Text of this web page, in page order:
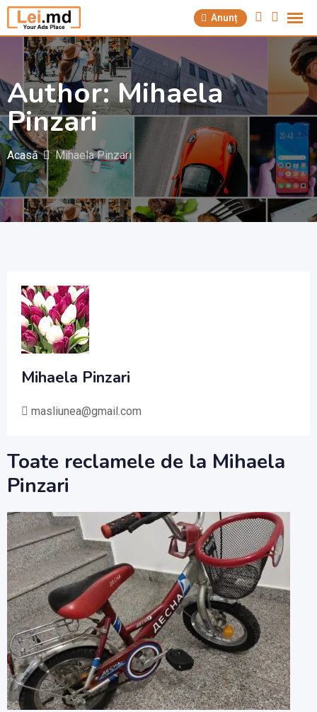
Săriți
la
conținut
Anunț
Author: Mihaela
Pinzari
Acasă Mihaela Pinzari
Mihaela Pinzari
masliunea@gmail.com
Toate reclamele de la Mihaela
Pinzari